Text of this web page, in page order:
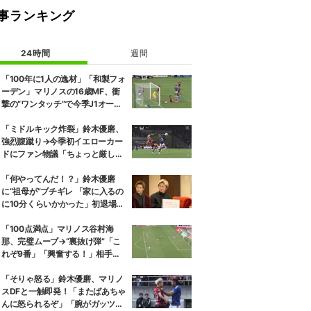
ランキング
24時間 週間
「100年に1人の逸材」「和製フォ
ーデン」マリノスの16歳MF、衝
撃の“ワンタッチ”で今季J1オープ
戦初ゴールに「歴史を作りよっ
た」
「ミドルキック炸裂」鈴木優磨、
強烈腹蹴り→今季初イエローカー
ドにファン物議「ちょっと厳しい
れる」
「何やってんだ！？」鈴木優磨
に“祖母が”ブチギレ 「家に入るの
に10分くらいかかった」初退場の
「100点満点」マリノス谷村海
那、完璧ムーブ→“裏抜け弾”「こ
れぞ9番」「興奮する！」相手守
出し”
「そりゃ怒る」鈴木優磨、マリノ
スDFと一触即発！「またばあちゃ
んに怒られるぞ」「腕がガッツリ